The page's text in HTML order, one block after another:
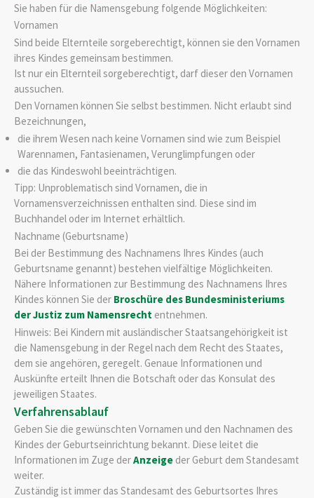
Sie haben für die Namensgebung folgende Möglichkeiten:
Vornamen
Sind beide Elternteile sorgeberechtigt, können sie den Vornamen
ihres Kindes gemeinsam bestimmen.
Ist nur ein Elternteil sorgeberechtigt, darf dieser den Vornamen
aussuchen.
Den Vornamen können Sie selbst bestimmen. Nicht erlaubt sind
Bezeichnungen,
die ihrem Wesen nach keine Vornamen sind wie zum Beispiel
Warennamen, Fantasienamen, Verunglimpfungen oder
die das Kindeswohl beeinträchtigen.
Tipp: Unproblematisch sind Vornamen, die in
Vornamensverzeichnissen enthalten sind. Diese sind im
Buchhandel oder im Internet erhältlich.
Nachname (Geburtsname)
Bei der Bestimmung des Nachnamens Ihres Kindes (auch
Geburtsname genannt) bestehen vielfältige Möglichkeiten.
Nähere Informationen zur Bestimmung des Nachnamens Ihres
Kindes können Sie der Broschüre des Bundesministeriums
der Justiz zum Namensrecht entnehmen.
Hinweis: Bei Kindern mit ausländischer Staatsangehörigkeit ist
die Namensgebung in der Regel nach dem Recht des Staates,
dem sie angehören, geregelt. Genaue Informationen und
Auskünfte erteilt Ihnen die Botschaft oder das Konsulat des
jeweiligen Staates.
Verfahrensablauf
Geben Sie die gewünschten Vornamen und den Nachnamen des
Kindes der Geburtseinrichtung bekannt. Diese leitet die
Informationen im Zuge derAnzeige der Geburt dem Standesamt
weiter.
Zuständig ist immer das Standesamt des Geburtsortes Ihres